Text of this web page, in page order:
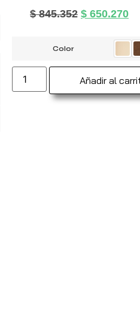
$845.352 $ 650.270
Color
Añadir al